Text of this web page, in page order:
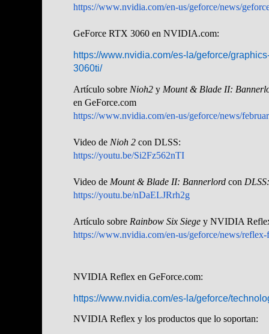
https://www.nvidia.com/en-us/geforce/news/
GeForce RTX 3060 en NVIDIA.com:
https://www.nvidia.com/es-la/geforce/
3060ti/
Artículo sobre Nioh2 y Mount & Blade II:
en GeForce.com
https://www.nvidia.com/en-us/geforce/news/
Video de Nioh 2 con DLSS:
https://youtu.be/Si2Fz562nTI
Video de Mount & Blade II: Bannerlord con DLSS:
https://youtu.be/nDaELJRrh2g
Artículo sobre Rainbow Six Siege y NVIDIA
https://www.nvidia.com/en-us/geforce/news/
NVIDIA Reflex en GeForce.com:
https://www.nvidia.com/es-la/geforce/
NVIDIA Reflex y los productos que lo soportan: